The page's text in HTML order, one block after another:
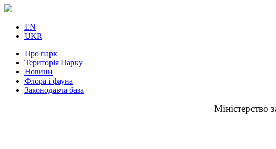
EN
UKR
Про парк
Територія Парку
Новини
Флора і фауна
Законодавча база
Міністерство